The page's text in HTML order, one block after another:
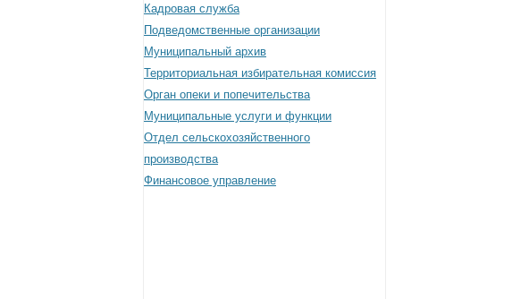
Кадровая служба
Подведомственные организации
Муниципальный архив
Территориальная избирательная комиссия
Орган опеки и попечительства
Муниципальные услуги и функции
Отдел сельскохозяйственного
производства
Финансовое управление